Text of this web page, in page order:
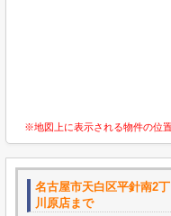
※地図上に表示される物件の位
名古屋市天白区平針南2
川原店まで